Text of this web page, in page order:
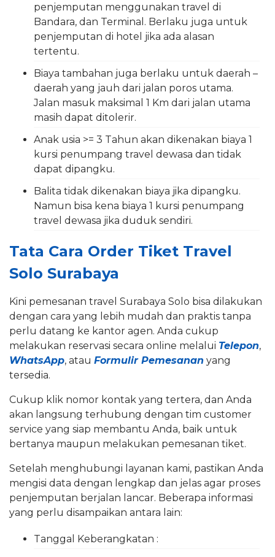
penjemputan menggunakan travel di
Bandara, dan Terminal. Berlaku juga untuk
penjemputan di hotel jika ada alasan
tertentu.
Biaya tambahan juga berlaku untuk daerah –
daerah yang jauh dari jalan poros utama.
Jalan masuk maksimal 1 Km dari jalan utama
masih dapat ditolerir.
Anak usia >= 3 Tahun akan dikenakan biaya 1
kursi penumpang travel dewasa dan tidak
dapat dipangku.
Balita tidak dikenakan biaya jika dipangku.
Namun bisa kena biaya 1 kursi penumpang
travel dewasa jika duduk sendiri.
Tata Cara Order Tiket Travel
Solo Surabaya
Kini pemesanan travel Surabaya Solo bisa dilakukan
dengan cara yang lebih mudah dan praktis tanpa
perlu datang ke kantor agen. Anda cukup
melakukan reservasi secara online melalui Telepon,
WhatsApp, atau Formulir Pemesanan yang
tersedia.
Cukup klik nomor kontak yang tertera, dan Anda
akan langsung terhubung dengan tim customer
service yang siap membantu Anda, baik untuk
bertanya maupun melakukan pemesanan tiket.
Setelah menghubungi layanan kami, pastikan Anda
mengisi data dengan lengkap dan jelas agar proses
penjemputan berjalan lancar. Beberapa informasi
yang perlu disampaikan antara lain:
Tanggal Keberangkatan :